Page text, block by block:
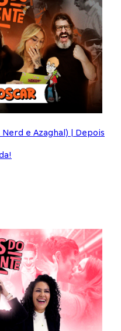
Nerd e Azaghal) | Depois